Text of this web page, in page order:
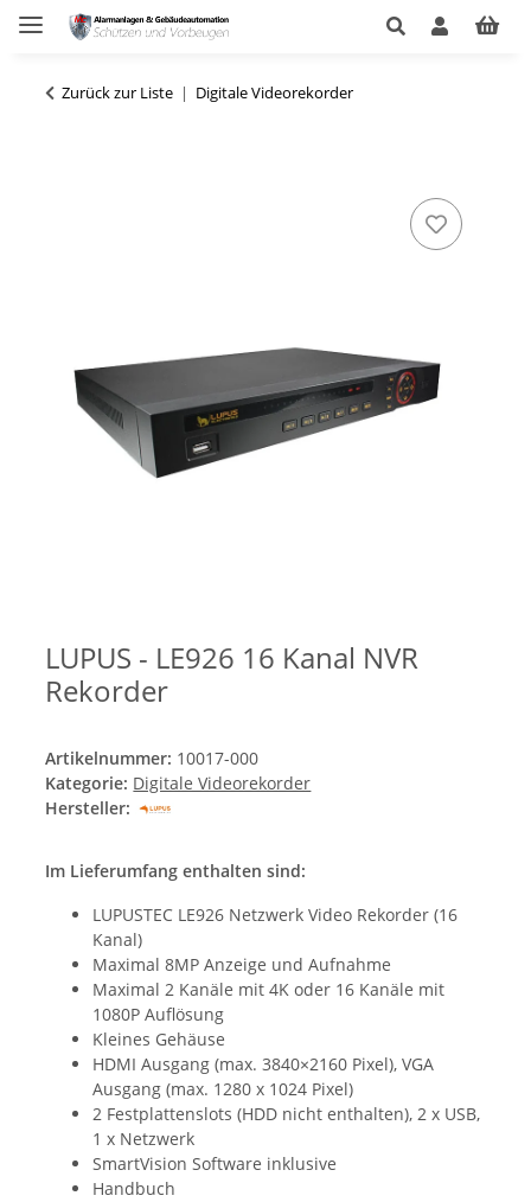
Zurück zur Liste Digitale Videorekorder
LUPUS - LE926 16 Kanal NVR
Rekorder
Artikelnummer: 10017-000
Kategorie: Digitale Videorekorder
Hersteller:
Im Lieferumfang enthalten sind:
LUPUSTEC LE926 Netzwerk Video Rekorder (16
Kanal)
Maximal 8MP Anzeige und Aufnahme
Maximal 2 Kanäle mit 4K oder 16 Kanäle mit
1080P Auflösung
Kleines Gehäuse
HDMI Ausgang (max. 3840×2160 Pixel), VGA
Ausgang (max. 1280 x 1024 Pixel)
2 Festplattenslots (HDD nicht enthalten), 2 x USB,
1 x Netzwerk
SmartVision Software inklusive
Handbuch